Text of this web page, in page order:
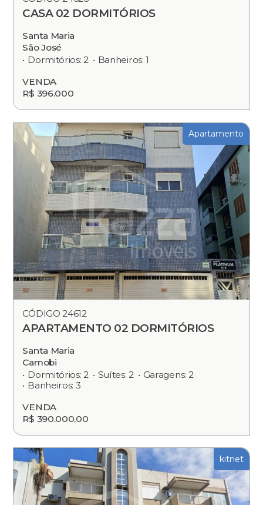
CASA 02 DORMITÓRIOS
Santa Maria
São José
Dormitórios: 2
Banheiros: 1
VENDA
R$ 396.000
Apartamento
CÓDIGO 24612
APARTAMENTO 02 DORMITÓRIOS
Santa Maria
Camobi
Dormitórios: 2
Suítes: 2
Garagens: 2
Banheiros: 3
VENDA
R$ 390.000,00
kitnet